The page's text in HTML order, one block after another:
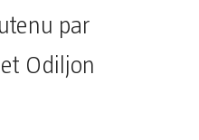
par
Odiljon